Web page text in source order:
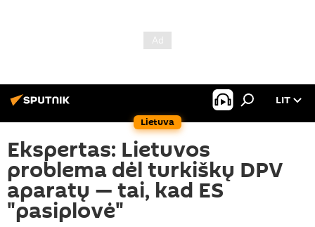
Lietuva
LIT
Ekspertas: Lietuvos
problema dėl turkiškų DPV
aparatų — tai, kad ES
"pasiplovė"